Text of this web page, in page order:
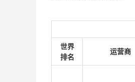
世界
排名
运营商